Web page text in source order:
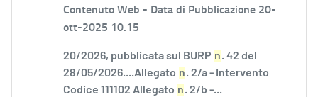
Contenuto Web - Data di Pubblicazione 20-
ott-2025 10.15
20/2026, pubblicata sul BURP n. 42 del
28/05/2026....Allegato n. 2/a - Intervento
Codice 111102 Allegato n. 2/b -...